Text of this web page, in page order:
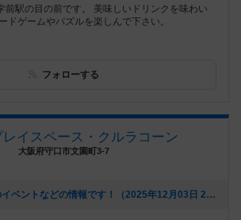
駅の目の前です。 美味しいドリンクを味わい
ドゲームやパズルを楽しんで下さい。
フォローする
イスペース・クルラコーン
大阪府守口市文園町3-7
[NEW] 2025年12月のイベントなどの情報です！（2025年12月03日 20時24分）